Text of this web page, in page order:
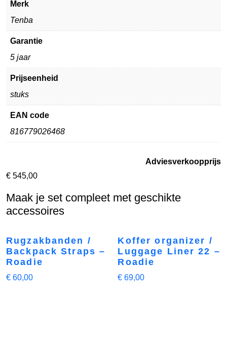
Merk
Tenba
Garantie
5 jaar
Prijseenheid
stuks
EAN code
816779026468
Adviesverkoopprijs
€ 545,00
Maak je set compleet met geschikte
accessoires
Rugzakbanden /
Backpack Straps –
Roadie
€ 60,00
Koffer organizer /
Luggage Liner 22 –
Roadie
€ 69,00